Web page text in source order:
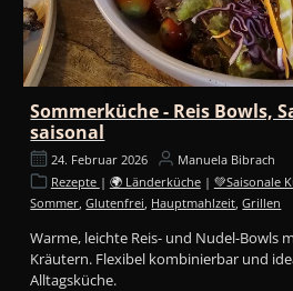
Sommerküche - Reis Bowls,
saisonal
24. Februar 2026
Manuela Bibrach
Rezepte | 🌍 Länderküche| 💚Saisonale
Sommer,Glutenfrei, Hauptmahlzeit,Grillen
Warme, leichte Reis- und Nudel-Bowls
Kräutern. Flexibel kombinierbar und
Alltagsküche.